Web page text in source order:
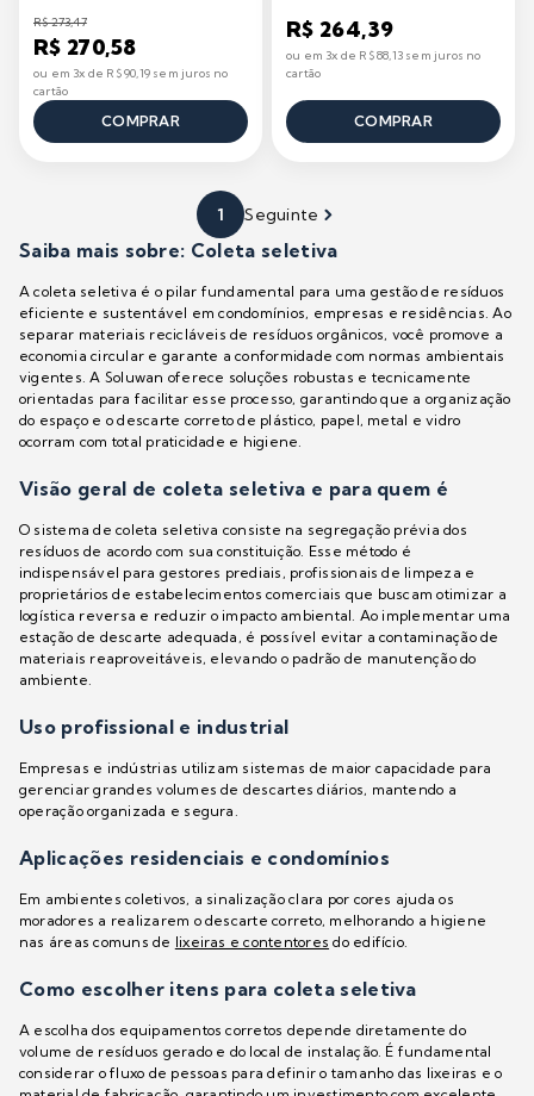
R$ 273,47
R$ 270,58
ou em 3x de R$ 90,19 sem juros no
cartão
COMPRAR
R$ 264,39
ou em 3x de R$ 88,13 sem juros no
cartão
COMPRAR
Saiba mais sobre: Coleta seletiva
A coleta seletiva é o pilar fundamental para uma gestão de resíduos
eficiente e sustentável em condomínios, empresas e residências. Ao
separar materiais recicláveis de resíduos orgânicos, você promove a
economia circular e garante a conformidade com normas ambientais
vigentes. A Soluwan oferece soluções robustas e tecnicamente
orientadas para facilitar esse processo, garantindo que a organização
do espaço e o descarte correto de plástico, papel, metal e vidro
ocorram com total praticidade e higiene.
Visão geral de coleta seletiva e para quem é
O sistema de coleta seletiva consiste na segregação prévia dos
resíduos de acordo com sua constituição. Esse método é
indispensável para gestores prediais, profissionais de limpeza e
proprietários de estabelecimentos comerciais que buscam otimizar a
logística reversa e reduzir o impacto ambiental. Ao implementar uma
estação de descarte adequada, é possível evitar a contaminação de
materiais reaproveitáveis, elevando o padrão de manutenção do
ambiente.
Uso profissional e industrial
Empresas e indústrias utilizam sistemas de maior capacidade para
gerenciar grandes volumes de descartes diários, mantendo a
operação organizada e segura.
Aplicações residenciais e condomínios
Em ambientes coletivos, a sinalização clara por cores ajuda os
moradores a realizarem o descarte correto, melhorando a higiene
nas áreas comuns de lixeiras e contentores do edifício.
Como escolher itens para coleta seletiva
A escolha dos equipamentos corretos depende diretamente do
volume de resíduos gerado e do local de instalação. É fundamental
considerar o fluxo de pessoas para definir o tamanho das lixeiras e o
1 Seguinte